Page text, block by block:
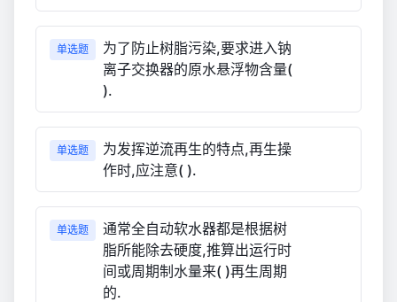
单选题
为了防止树脂污染,要求进入钠
离子交换器的原水悬浮物含量(
).
单选题
为发挥逆流再生的特点,再生操
作时,应注意( ).
单选题
通常全自动软水器都是根据树
脂所能除去硬度,推算出运行时
间或周期制水量来( )再生周期
的.